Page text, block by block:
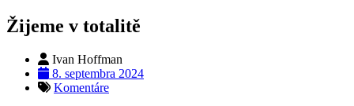
Žijeme v totalitě
Ivan Hoffman
8. septembra 2024
Komentáre